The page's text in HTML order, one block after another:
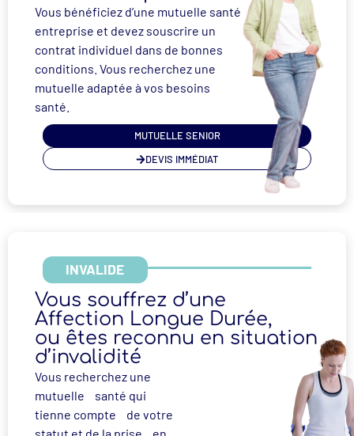
Vous bénéficiez d’une mutuelle santé
entreprise et devez souscrire un
contrat individuel dans de bonnes
conditions. Vous recherchez une
mutuelle adaptée à vos besoins
santé.
MUTUELLE SENIOR
DEVIS IMMÉDIAT
INVALIDE
Vous souffrez d’une
Affection Longue Durée,
ou êtes reconnu en situation
d’invalidité
Vous recherchez une
mutuelle santé qui
tienne compte de votre